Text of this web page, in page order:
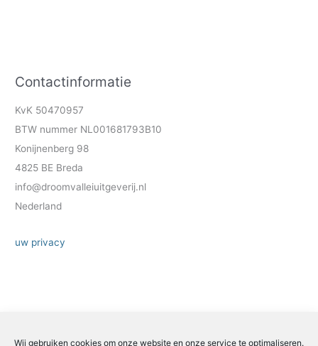
Wij gebruiken cookies om onze website en onze service te optimaliseren.
Contactinformatie
KvK 50470957
BTW nummer NL001681793B10
Konijnenberg 98
4825 BE Breda
info@droomvalleiuitgeverij.nl
Nederland
uw privacy